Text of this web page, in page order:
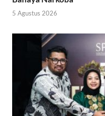
5 Agustus 2026